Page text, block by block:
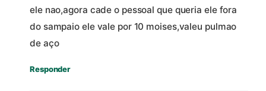
ele nao,agora cade o pessoal que queria ele fora
do sampaio ele vale por 10 moises,valeu pulmao
de aço
Responder